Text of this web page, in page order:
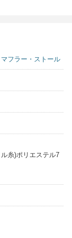
マフラー・ストール
糸)ポリエステル7